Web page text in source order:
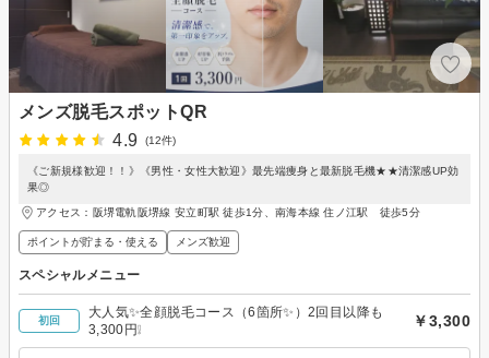
メンズ脱毛スポットQR
4.9
(12件)
《ご新規様歓迎！！》《男性・女性大歓迎》最先端痩身と最新脱毛機★★清潔感UP効
果◎
アクセス：阪堺電軌阪堺線 安立町駅 徒歩1分、南海本線 住ノ江駅 徒歩5分
ポイントが貯まる・使える メンズ歓迎
スペシャルメニュー
初回
大人気✨全顔脱毛コース（6箇所✨）2回目以降も
3,300円❕
￥3,300